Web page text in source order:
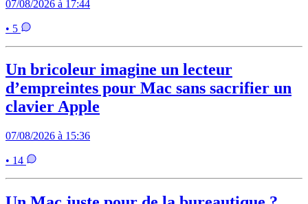
07/08/2026 à 17:44
• 5
Un bricoleur imagine un lecteur
d’empreintes pour Mac sans sacrifier un
clavier Apple
07/08/2026 à 15:36
• 14